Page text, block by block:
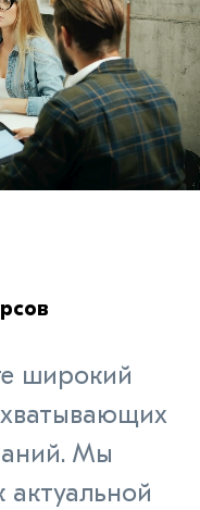
широкий
Мы
актуальной